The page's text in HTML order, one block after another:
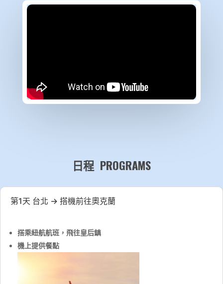
日程 PROGRAMS
第1天 台北 → 搭機前往奧克蘭
搭乘紐航航班，飛往皇后鎮
機上提供餐點